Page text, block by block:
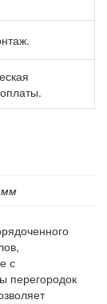
мм
с
перегородок